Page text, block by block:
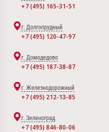
+7 (495) 165-31-51
г. Долгопрудный
+7 (495) 120-47-97
г. Домодедово
+7 (495) 187-38-87
г. Железнодорожный
+7 (495) 212-13-85
г. Зеленоград
+7 (495) 846-80-06